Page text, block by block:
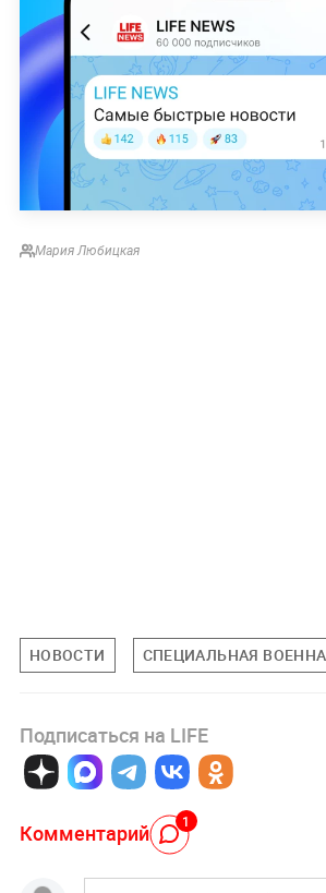
Мария Любицкая
НОВОСТИ СПЕЦИАЛЬНАЯ
Подписаться на LIFE
Комментарий 1